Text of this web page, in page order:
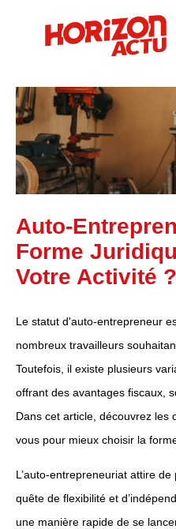
Auto-
Forme
Votre Activité ?
Le statut d'auto-entrepreneur
nombreux travailleurs
Toutefois, il existe plusieurs
offrant des avantages fiscaux,
Dans cet article, découvrez les
vous pour mieux choisir la
L’auto-entrepreneuriat attire
quête de flexibilité et
une manière rapide de se